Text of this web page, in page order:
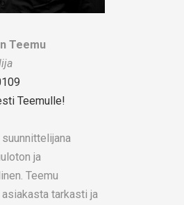
Teemu
Teemulle!
ja
Teemu
tarkasti ja